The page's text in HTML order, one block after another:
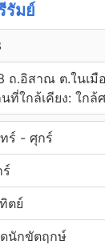
รัมย์
ถ.อิสาณ ต.ในเมื
ที่ใกล้เคียง: ใกล้
ร์ - ศุกร์
ร์
ตย์
นักขัตฤกษ์